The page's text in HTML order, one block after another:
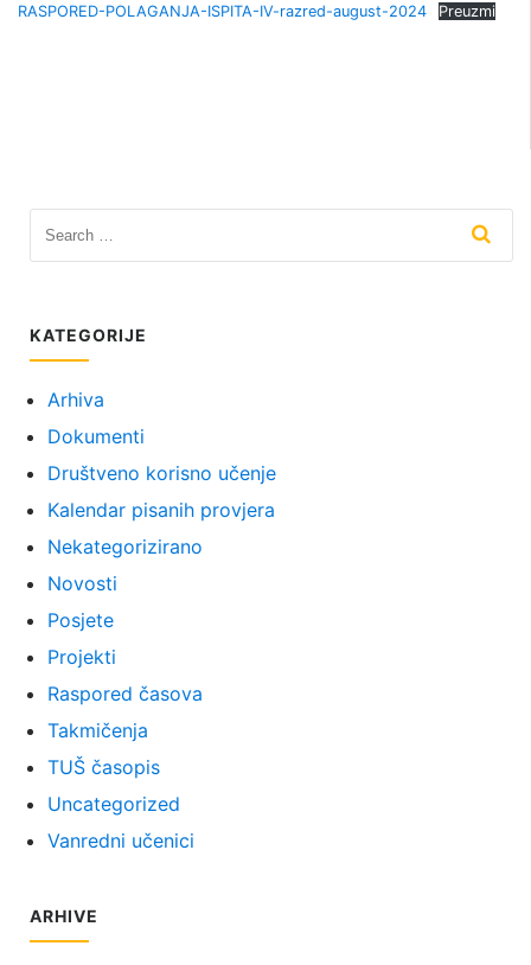
RASPORED-POLAGANJA-ISPITA-IV-razred-august-2024
Preuzmi
KATEGORIJE
Arhiva
Dokumenti
Društveno korisno učenje
Kalendar pisanih provjera
Nekategorizirano
Novosti
Posjete
Projekti
Raspored časova
Takmičenja
TUŠ časopis
Uncategorized
Vanredni učenici
ARHIVE